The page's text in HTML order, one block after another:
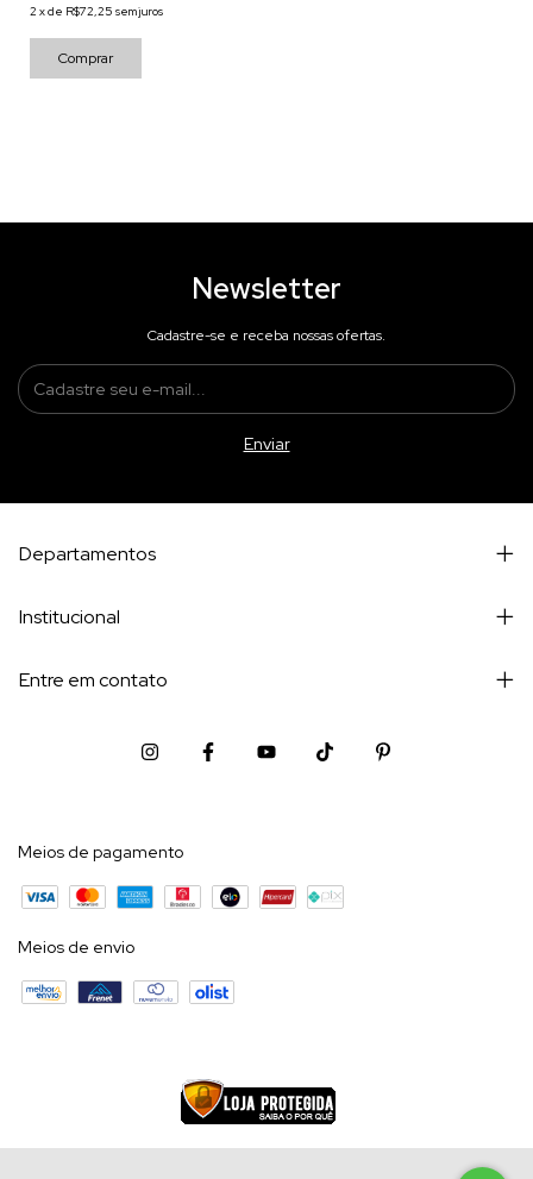
2 xde R$72,25 sem juros
Comprar
Newsletter
Cadastre-se e receba nossas ofertas.
Departamentos
Institucional
Entre em contato
Meios de pagamento
Meios de envio